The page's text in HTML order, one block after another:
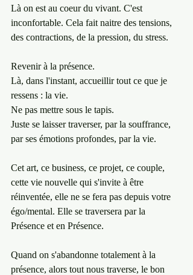
Là on est au coeur du vivant. C'est
inconfortable. Cela fait naitre des tensions,
des contractions, de la pression, du stress.
Revenir à la présence.
Là, dans l'instant, accueillir tout ce que je
ressens : la vie.
Ne pas mettre sous le tapis.
Juste se laisser traverser, par la souffrance,
par ses émotions profondes, par la vie.
Cet art, ce business, ce projet, ce couple,
cette vie nouvelle qui s'invite à être
réinventée, elle ne se fera pas depuis votre
égo/mental. Elle se traversera par la
Présence et en Présence.
Quand on s'abandonne totalement à la
présence, alors tout nous traverse, le bon